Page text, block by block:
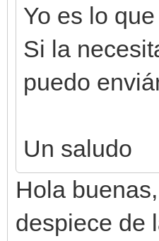
Yo es lo
Si la
puedo
Un saludo
Hola
despiece de